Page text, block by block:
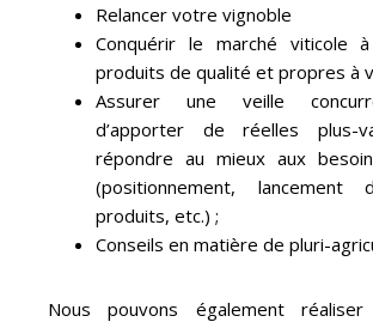
Relancer votre vignoble
Conquérir le marché viticole
produits de qualité et propres à
Assurer une veille
d’apporter de réelles plus-
répondre au mieux aux
(positionnement, lancement
produits, etc.) ;
Conseils en matière de pluri-
Nous pouvons également